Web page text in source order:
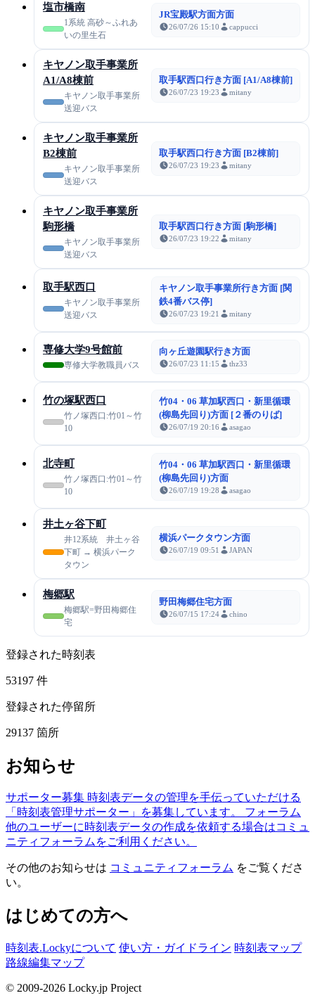
塩市橋南
1系統 高砂～ふれあ
いの里生石
JR宝殿駅方面方面
26/07/26 15:10 cappucci
キヤノン取手事業所
A1/A8棟前
キヤノン取手事業所
送迎バス
取手駅西口行き方面 [A1/A8棟前]
26/07/23 19:23 mitany
キヤノン取手事業所
B2棟前
キヤノン取手事業所
送迎バス
取手駅西口行き方面 [B2棟前]
26/07/23 19:23 mitany
キヤノン取手事業所
駒形橋
キヤノン取手事業所
送迎バス
取手駅西口行き方面 [駒形橋]
26/07/23 19:22 mitany
取手駅西口
キヤノン取手事業所
送迎バス
キヤノン取手事業所行き方面 [関
鉄4番バス停]
26/07/23 19:21 mitany
専修大学9号館前
専修大学教職員バス
向ヶ丘遊園駅行き方面
26/07/23 11:15 thz33
竹の塚駅西口
竹ノ塚西口:竹01～竹
10
竹04・06 草加駅西口・新里循環
(柳島先回り)方面 [２番のりば]
26/07/19 20:16 asagao
北寺町
竹ノ塚西口:竹01～竹
10
竹04・06 草加駅西口・新里循環
(柳島先回り)方面
26/07/19 19:28 asagao
井土ヶ谷下町
井12系統 井土ヶ谷
下町 → 横浜パーク
タウン
横浜パークタウン方面
26/07/19 09:51 JAPAN
梅郷駅
梅郷駅=野田梅郷住
宅
野田梅郷住宅方面
26/07/15 17:24 chino
登録された時刻表
53197 件
登録された停留所
29137 箇所
お知らせ
サポーター募集 時刻表データの管理を手伝っていただける
「時刻表管理サポーター」を募集しています。
フォーラム
他のユーザーに時刻表データの作成を依頼する場合はコミュ
ニティフォーラムをご利用ください。
その他のお知らせは コミュニティフォーラム をご覧くださ
い。
はじめての方へ
時刻表.Lockyについて 使い方・ガイドライン 時刻表マップ
路線編集マップ
© 2009-2026 Locky.jp Project